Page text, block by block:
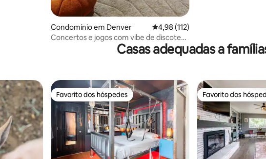
Condomínio em Denver Classificação média de 4,98 em 5
4,98 (112)
Concertos e jogos com vibe de discoteca
e estacionamento grátis no centro da
Casas adequadas a
apreciados Favorito dos hóspedes
Favorito dos hóspedes Favorito dos
Favorito dos